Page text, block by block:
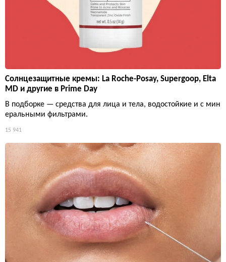
Солнцезащитные кремы: La Roche-Posay, Supergoop, Elta
MD и другие в Prime Day
В подборке — средства для лица и тела, водостойкие и с мин
еральными фильтрами.
15 941